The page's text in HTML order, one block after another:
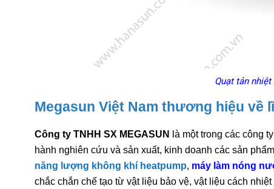
Quạt tản nhiệt
Megasun Việt Nam thương hiệu về
Công ty TNHH SX MEGASUN
là một trong các công
hành nghiên cứu và sản xuất, kinh doanh các sản
năng lượng không khí heatpump, máy làm nóng
chắc chắn chế tạo từ vật liệu bảo vệ, vật liệu cách nhiệt